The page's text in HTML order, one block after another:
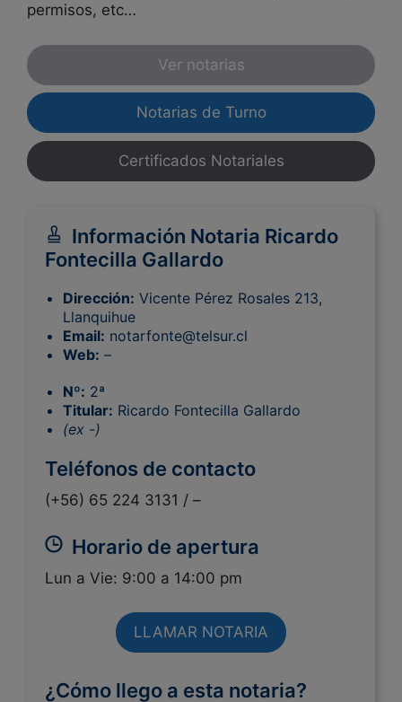
permisos, etc…
Ver notarias
Notarias de Turno
Certificados Notariales
Información Notaria Ricardo
Fontecilla Gallardo
Dirección: Vicente Pérez Rosales 213,
Llanquihue
Email: notarfonte@telsur.cl
Web: –
Nº: 2ª
Titular: Ricardo Fontecilla Gallardo
(ex -)
Teléfonos de contacto
(+56) 65 224 3131 / –
Horario de apertura
Lun a Vie: 9:00 a 14:00 pm
LLAMAR NOTARIA
¿Cómo llego a esta notaria?